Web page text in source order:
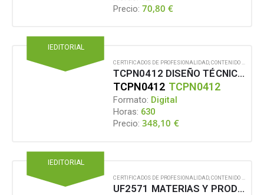
Precio: 70,80€
IEDITORIAL
CERTIFICADOS DE PROFESIONALIDAD CONTENIDO EN FORMATO DIGITAL
TCPN0412 DISEÑO TÉCNICO DE ESTAMPACIÓN TEXTIL
TCPN0412 TCPN0412
Formato: Digital
Horas: 630
Precio: 348,10 €
IEDITORIAL
CERTIFICADOS DE PROFESIONALIDAD CONTENIDO EN FORMATO DIGITAL
UF2571 MATERIAS Y PRODUCTOS TEXTILES